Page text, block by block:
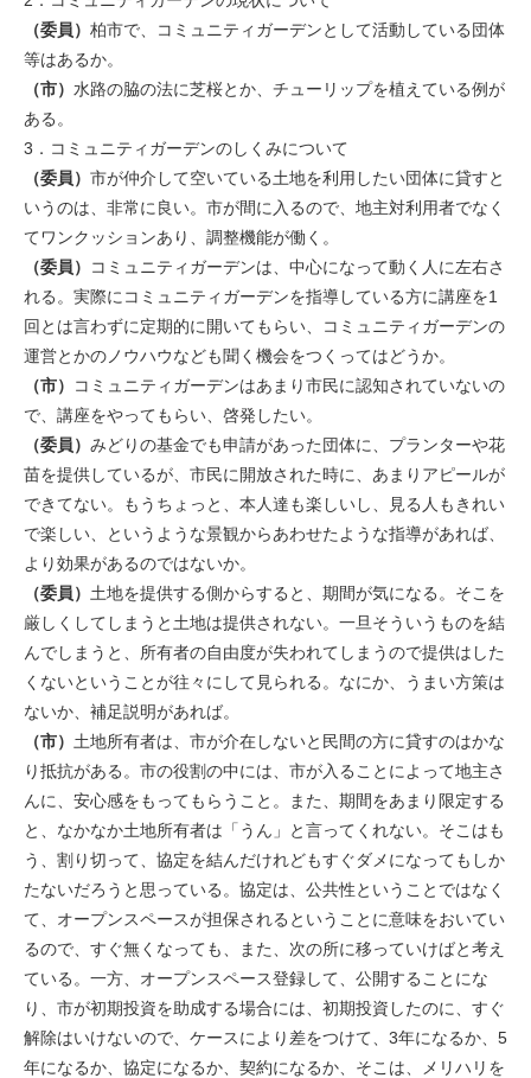
（委員） 柏市で、コミュニティガーデンとして活動している団体
等はあるか。
（市） 水路の脇の法に芝桜とか、チューリップを植えている例が
ある。
3．コミュニティガーデンのしくみについて
（委員） 市が仲介して空いている土地を利用したい団体に貸すと
いうのは、非常に良い。市が間に入るので、地主対利用者でなく
てワンクッションあり、調整機能が働く。
（委員）
コミュニティガーデンは、中心になって動く人に左右さ
れる。実際にコミュニティガーデンを指導している方に講座を1
回とは言わずに定期的に開いてもらい、コミュニティガーデンの
運営とかのノウハウなども聞く機会をつくってはどうか。
（市）
コミュニティガーデンはあまり市民に認知されていないの
で、講座をやってもらい、啓発したい。
（委員） みどりの基金でも申請があった団体に、プランターや花
苗を提供しているが、市民に開放された時に、あまりアピールが
できてない。もうちょっと、本人達も楽しいし、見る人もきれい
で楽しい、というような景観からあわせたような指導があれば、
より効果があるのではないか。
（委員） 土地を提供する側からすると、期間が気になる。そこを
厳しくしてしまうと土地は提供されない。一旦そういうものを結
んでしまうと、所有者の自由度が失われてしまうので提供はした
くないということが往々にして見られる。なにか、うまい方策は
ないか、補足説明があれば。
（市） 土地所有者は、市が介在しないと民間の方に貸すのはかな
り抵抗がある。市の役割の中には、市が入ることによって地主さ
んに、安心感をもってもらうこと。また、期間をあまり限定する
と、なかなか土地所有者は「うん」と言ってくれない。そこはも
う、割り切って、協定を結んだけれどもすぐダメになってもしか
たないだろうと思っている。協定は、公共性ということではなく
て、オープンスペースが担保されるということに意味をおいてい
るので、すぐ無くなっても、また、次の所に移っていけばと考え
ている。一方、オープンスペース登録して、公開することにな
り、市が初期投資を助成する場合には、初期投資したのに、すぐ
解除はいけないので、ケースにより差をつけて、3年になるか、5
年になるか、協定になるか、契約になるか、そこは、メリハリを